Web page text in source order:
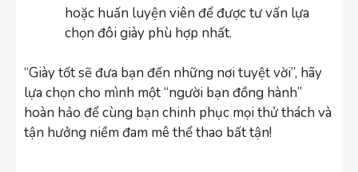
hoặc huấn luyện viên để được tư vấn lựa
chọn đôi giày phù hợp nhất.
“Giày tốt sẽ đưa bạn đến những nơi tuyệt vời”, hãy
lựa chọn cho mình một “người bạn đồng hành”
hoàn hảo để cùng bạn chinh phục mọi thử thách và
tận hưởng niềm đam mê thể thao bất tận!